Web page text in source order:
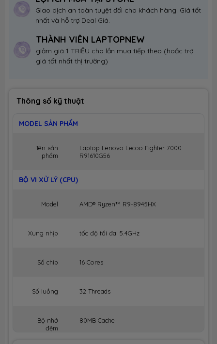
Giao dịch an toàn tuyệt đối cho khách hàng. Giá tốt
nhất và hỗ trợ Deal Giá.
THÀNH VIÊN LAPTOPNEW
giảm giá 1 TRIỆU cho lần mua tiếp theo (hoặc trợ
giá tốt nhất thị trường)
Thông số kỹ thuật
MODEL SẢN PHẨM
Tên sản
phẩm
Laptop Lenovo Lecoo Fighter 7000
R91610G56
BỘ VI XỬ LÝ (CPU)
Model AMD® Ryzen™ R9-8945HX
Xung nhịp tốc độ tối đa: 5.4GHz
Số chip 16 Cores
Số luồng 32 Threads
Bộ nhớ
đệm
80MB Cache